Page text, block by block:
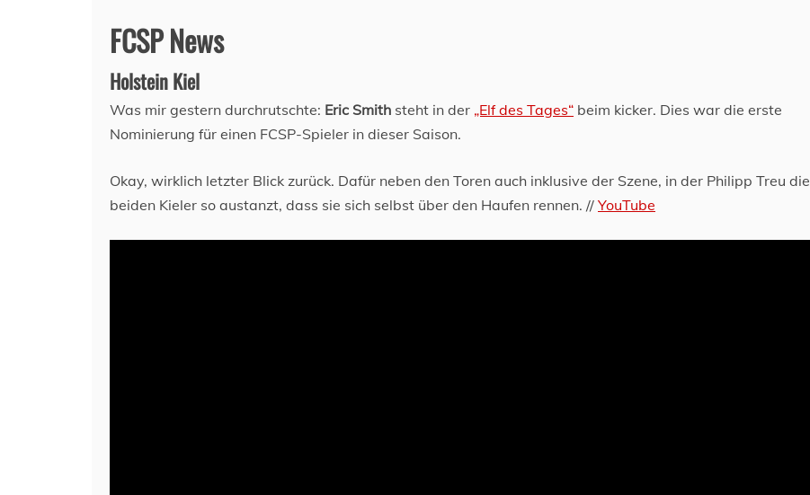
FCSP News
Holstein Kiel
Was mir gestern durchrutschte: Eric Smith steht in der „Elf des Tages“ beim kicker. Dies war die erste
Nominierung für einen FCSP-Spieler in dieser Saison.
Okay, wirklich letzter Blick zurück. Dafür neben den Toren auch inklusive der Szene, in der Philipp Treu die
beiden Kieler so austanzt, dass sie sich selbst über den Haufen rennen. // YouTube